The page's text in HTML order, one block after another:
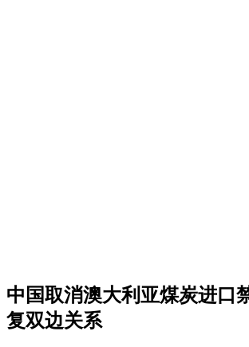
中国取消澳大利亚煤炭进口
复双边关系